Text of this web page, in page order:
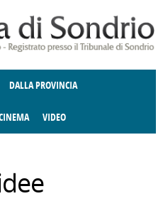
DALLA PROVINCIA
SPIRITO
VIDEO